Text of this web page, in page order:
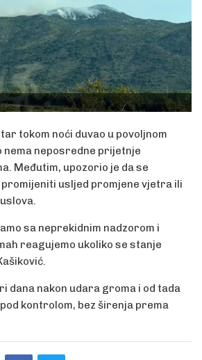
tokom noći duvao u povoljnom
neposredne prijetnje
Međutim, upozorio je da se
usljed promjene vjetra ili
sa neprekidnim nadzorom i
reagujemo ukoliko se stanje
dana nakon udara groma i od tada
kontrolom, bez širenja prema